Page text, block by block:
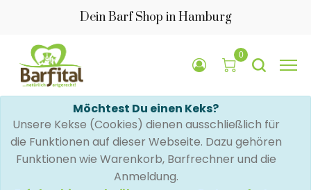
Dein Barf Shop in Hamburg
0
Möchtest Du einen Keks?
Unsere Kekse (Cookies) dienen ausschließlich für
die Funktionen auf dieser Webseite. Dazu gehören
Funktionen wie Warenkorb, Barfrechner und die
Anmeldung.